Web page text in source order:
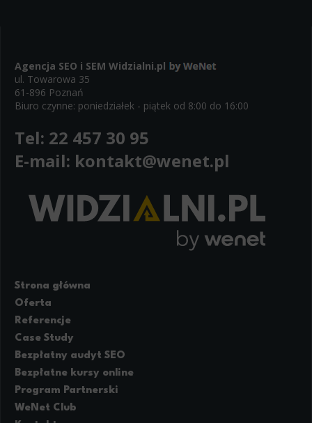
Agencja SEO i SEM Widzialni.pl
ul. Towarowa 35
61-896 Poznań
Biuro czynne: poniedziałek - piątek od 8:00 do 16:00
Tel: 22 457 30 95
E-mail: kontakt@wenet.pl
Strona główna
Oferta
Referencje
Case Study
Bezpłatny audyt SEO
Bezpłatne kursy online
Program Partnerski
WeNet Club